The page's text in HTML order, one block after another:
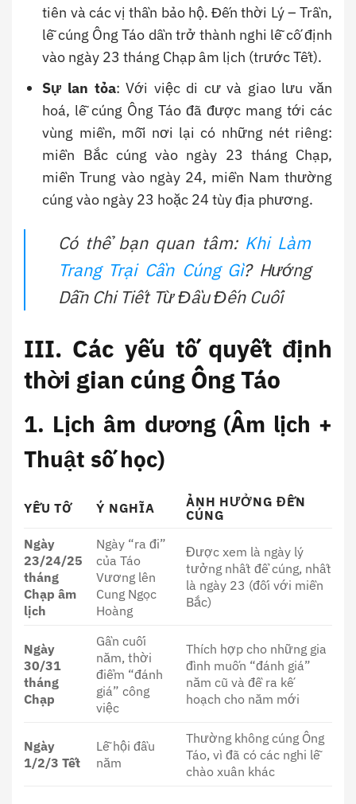
tiên và các vị thần bảo hộ. Đến thời Lý – Trần,
lễ cúng Ông Táo dần trở thành nghi lễ cố định
vào ngày 23 tháng Chạp âm lịch (trước Tết).
Sự lan tỏa: Với việc di cư và giao lưu văn
hoá, lễ cúng Ông Táo đã được mang tới các
vùng miền, mỗi nơi lại có những nét riêng:
miền Bắc cúng vào ngày 23 tháng Chạp,
miền Trung vào ngày 24, miền Nam thường
cúng vào ngày 23 hoặc 24 tùy địa phương.
Có thể bạn quan tâm: Khi Làm
Trang Trại Cần Cúng Gì? Hướng
Dẫn Chi Tiết Từ Đầu Đến Cuối
III. Các yếu tố quyết định
thời gian cúng Ông Táo
1. Lịch âm dương (Âm lịch +
Thuật số học)
YẾU TỐ Ý NGHĨA
ẢNH HƯỞNG ĐẾN
CÚNG
Ngày
23/24/25
tháng
Chạp âm
lịch
Ngày “ra đi”
của Táo
Vương lên
Cung Ngọc
Hoàng
Được xem là ngày lý
tưởng nhất để cúng, nhất
là ngày 23 (đối với miền
Bắc)
Ngày
30/31
tháng
Chạp
Gần cuối
năm, thời
điểm “đánh
giá” công
việc
Thích hợp cho những gia
đình muốn “đánh giá”
năm cũ và đề ra kế
hoạch cho năm mới
Ngày
1/2/3 Tết
Lễ hội đầu
năm
Thường không cúng Ông
Táo, vì đã có các nghi lễ
chào xuân khác